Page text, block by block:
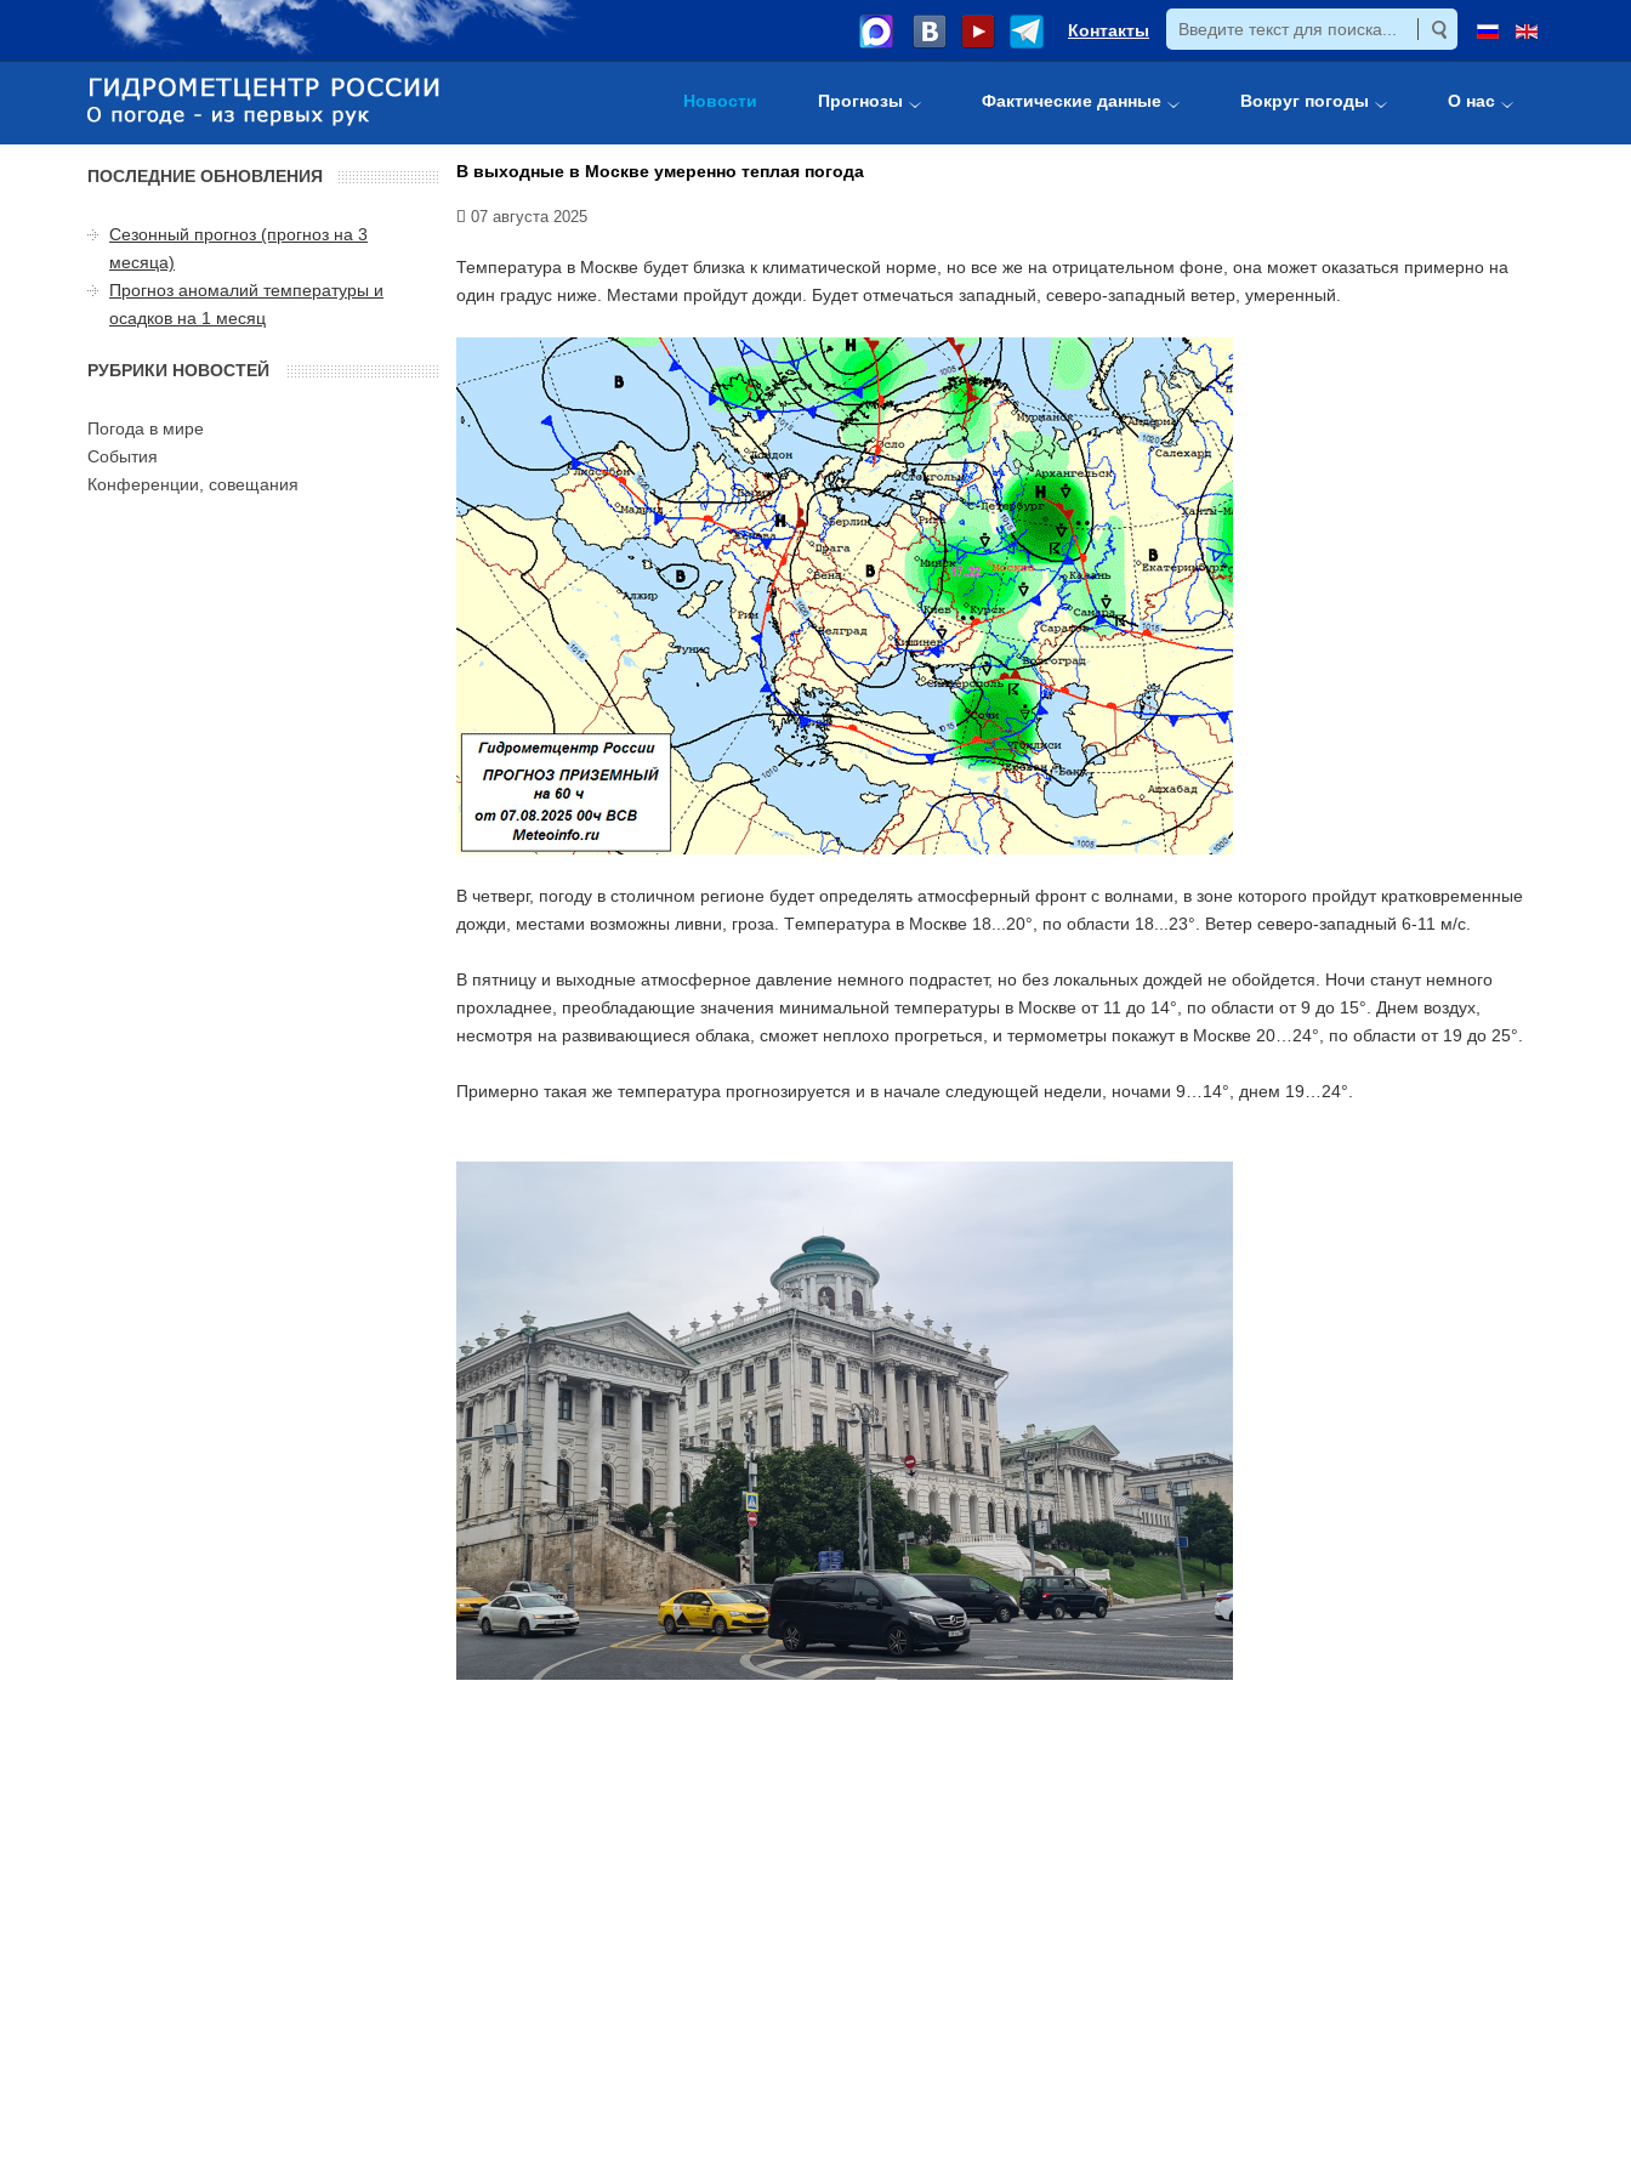
Контакты
Новости Прогнозы Фактические данные Вокруг погоды О нас
В выходные в Москве умеренно теплая погода
07 августа 2025
Температура в Москве будет близка к климатической норме, но все же на отрицательном фоне, она может оказаться примерно на
один градус ниже. Местами пройдут дожди. Будет отмечаться западный, северо-западный ветер, умеренный.
В четверг, погоду в столичном регионе будет определять атмосферный фронт с волнами, в зоне которого пройдут кратковременные
дожди, местами возможны ливни, гроза. Tемпература в Москве 18...20°, по области 18...23°. Ветер северо-западный 6-11 м/с.
В пятницу и выходные атмосферное давление немного подрастет, но без локальных дождей не обойдется. Ночи станут немного
прохладнее, преобладающие значения минимальной температуры в Москве от 11 до 14°, по области от 9 до 15°. Днем воздух,
несмотря на развивающиеся облака, сможет неплохо прогреться, и термометры покажут в Москве 20…24°, по области от 19 до 25°.
Примерно такая же температура прогнозируется и в начале следующей недели, ночами 9…14°, днем 19…24°.
ПОСЛЕДНИЕ ОБНОВЛЕНИЯ
Сезонный прогноз (прогноз на 3
месяца)
Прогноз аномалий температуры и
осадков на 1 месяц
РУБРИКИ НОВОСТЕЙ
Погода в мире
События
Конференции, совещания